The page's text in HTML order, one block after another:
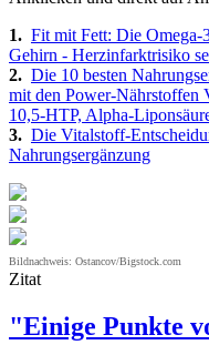
1. Fit mit Fett: Die Omega-
Gehirn - Herzinfarktrisiko
2. Die 10 besten
mit den Power-
10,5-HTP, Alpha-
3. Die Vitalstoff-
Nahrungsergänzung
Bildnachweis: Ostancov/Bigstock.com
Zitat
"Einige Punkte